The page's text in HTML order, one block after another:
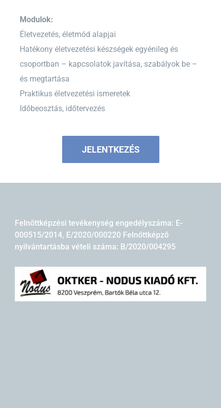
Modulok:
Életvezetés, életmód alapjai
Hatékony életvezetési készségek egyénileg és
csoportban – kapcsolatok javítása, szabályok be –
és megtartása
Praktikus életvezetési ismeretek
Időbeosztás, időtervezés
JELENTKEZÉS
Felnőttképzési tevékenység engedélyszáma: E-
000515/2014, E/2020/000220 Felnőttképző
nyilvántartásba vételi száma: B/2020/004295